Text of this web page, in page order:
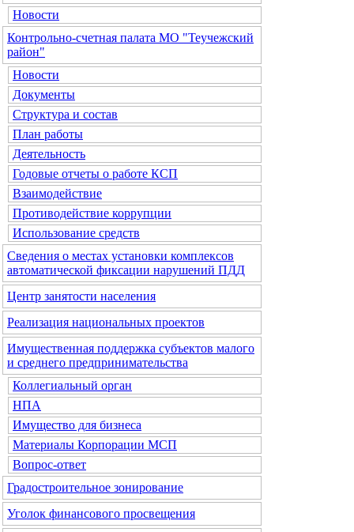
Новости
Контрольно-счетная палата МО "Теучежский
район"
Новости
Документы
Структура и состав
План работы
Деятельность
Годовые отчеты о работе КСП
Взаимодействие
Противодействие коррупции
Использование средств
Сведения о местах установки комплексов
автоматической фиксации нарушений ПДД
Центр занятости населения
Реализация национальных проектов
Имущественная поддержка субъектов малого
и среднего предпринимательства
Коллегиальный орган
НПА
Имущество для бизнеса
Материалы Корпорации МСП
Вопрос-ответ
Градостроительное зонирование
Уголок финансового просвещения